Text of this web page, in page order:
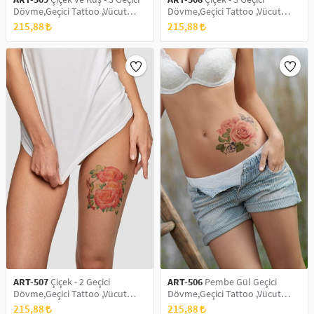
Dövme,Geçici Tattoo ,Vücut
Dövme,Kol Bilek Dövme,Boyun
Dövme,Sırt Dövme
215,88
Dövme,Geçici Tattoo ,Vücut
Dövme,Kol Bilek Dövme,Boyun
Dövme,Sırt Dövme
215,88
ART-507Çiçek - 2 Geçici
Dövme,Geçici Tattoo ,Vücut
Dövme,Kol Bilek Dövme,Boyun
215,88
ART-506 Pembe Gül Geçici
Dövme,Geçici Tattoo ,Vücut
Dövme,Kol Bilek Dövme,Boyun
215,88